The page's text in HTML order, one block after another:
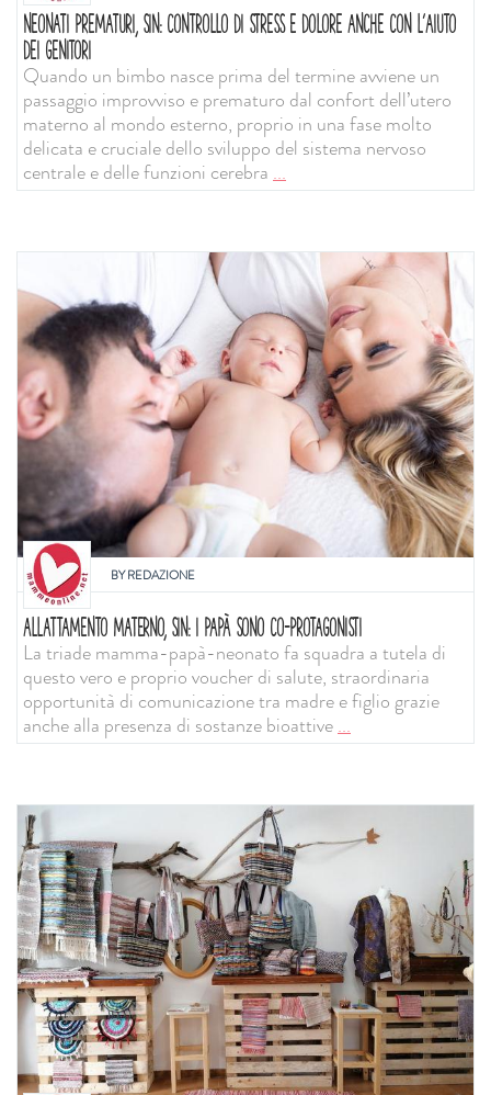
NEONATI PREMATURI, SIN: CONTROLLO DI STRESS E DOLORE ANCHE CON L'AIUTO
DEI GENITORI
Quando un bimbo nasce prima del termine avviene un
passaggio improvviso e prematuro dal confort dell’utero
materno al mondo esterno, proprio in una fase molto
delicata e cruciale dello sviluppo del sistema nervoso
centrale e delle funzioni cerebra...
BYREDAZIONE
ALLATTAMENTO MATERNO, SIN: I PAPÀ SONO CO-PROTAGONISTI
La triade mamma-papà-neonato fa squadra a tutela di
questo vero e proprio voucher di salute, straordinaria
opportunità di comunicazione tra madre e figlio grazie
anche alla presenza di sostanze bioattive...